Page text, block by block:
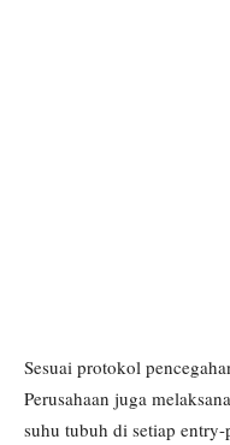
Sesuai protokol
Perusahaan juga
suhu tubuh di setiap